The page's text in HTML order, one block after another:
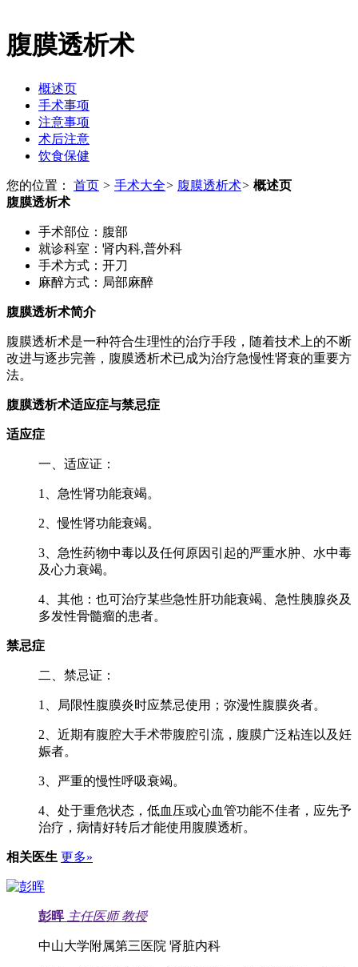
腹膜透析术
概述页
手术事项
注意事项
术后注意
饮食保健
您的位置： 首页 > 手术大全> 腹膜透析术> 概述页
腹膜透析术
手术部位： 腹部
就诊科室： 肾内科,普外科
手术方式： 开刀
麻醉方式： 局部麻醉
腹膜透析术简介
腹膜透析术是一种符合生理性的治疗手段，随着技术上的不断
改进与逐步完善，腹膜透析术已成为治疗急慢性肾衰的重要方
法。
腹膜透析术适应症与禁忌症
适应症
一、适应证：
1、急性肾功能衰竭。
2、慢性肾功能衰竭。
3、急性药物中毒以及任何原因引起的严重水肿、水中毒
及心力衰竭。
4、其他：也可治疗某些急性肝功能衰竭、急性胰腺炎及
多发性骨髓瘤的患者。
禁忌症
二、禁忌证：
1、局限性腹膜炎时应禁忌使用；弥漫性腹膜炎者。
2、近期有腹腔大手术带腹腔引流，腹膜广泛粘连以及妊
娠者。
3、严重的慢性呼吸衰竭。
4、处于重危状态，低血压或心血管功能不佳者，应先予
治疗，病情好转后才能使用腹膜透析。
相关医生 更多»
彭晖 主任医师 教授
中山大学附属第三医院 肾脏内科